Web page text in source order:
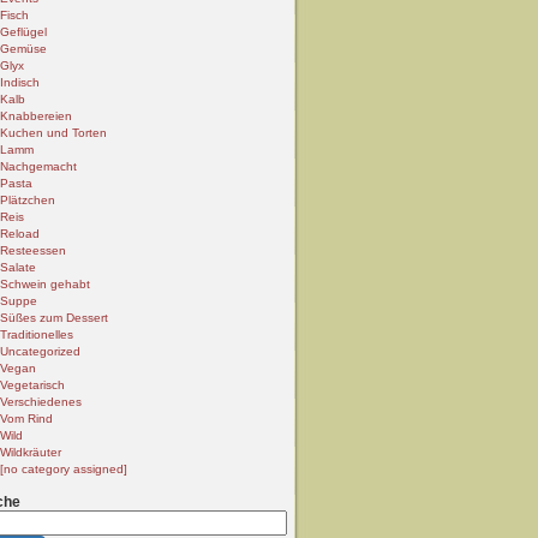
Fisch
Geflügel
Gemüse
Glyx
Indisch
Kalb
Knabbereien
Kuchen und Torten
Lamm
Nachgemacht
Pasta
Plätzchen
Reis
Reload
Resteessen
Salate
Schwein gehabt
Suppe
Süßes zum Dessert
Traditionelles
Uncategorized
Vegan
Vegetarisch
Verschiedenes
Vom Rind
Wild
Wildkräuter
[no category assigned]